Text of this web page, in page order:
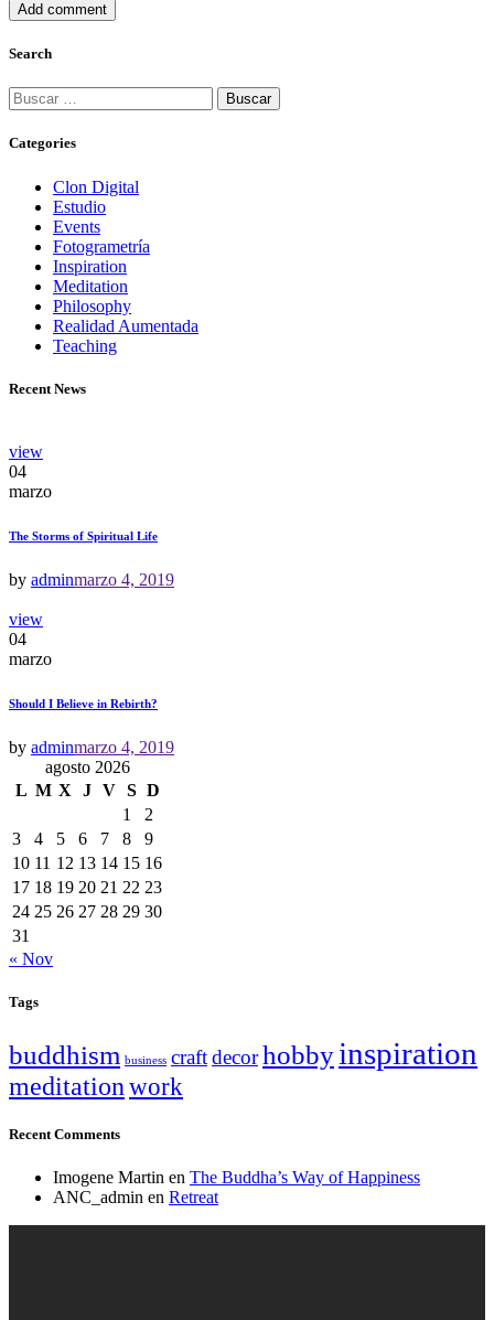
Search
Categories
Clon Digital
Estudio
Events
Fotogrametría
Inspiration
Meditation
Philosophy
Realidad Aumentada
Teaching
Recent News
view
04
marzo
The Storms of Spiritual Life
by adminmarzo 4, 2019
view
04
marzo
Should I Believe in Rebirth?
by adminmarzo 4, 2019
agosto 2026
L M X J V S D
1
2
3
4 5 6 7 8
9
10 11 12 13 14 15 16
17 18 19 20 21 22 23
24 25 26 27 28 29 30
31
« Nov
Tags
buddhism business craftdecorhobbyinspiration
meditation work
Recent Comments
Imogene Martin en The Buddha’s Way of Happiness
ANC_admin en Retreat